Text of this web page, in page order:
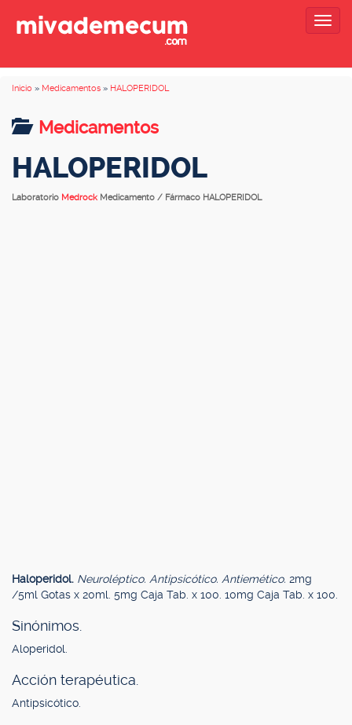
Inicio » Medicamentos » HALOPERIDOL
Medicamentos
HALOPERIDOL
Laboratorio Medrock Medicamento / Fármaco HALOPERIDOL
Haloperidol. Neuroléptico. Antipsicótico. Antiemético. 2mg
/5ml Gotas x 20ml. 5mg Caja Tab. x 100. 10mg Caja Tab. x 100.
Sinónimos.
Aloperidol.
Acción terapéutica.
Antipsicótico.